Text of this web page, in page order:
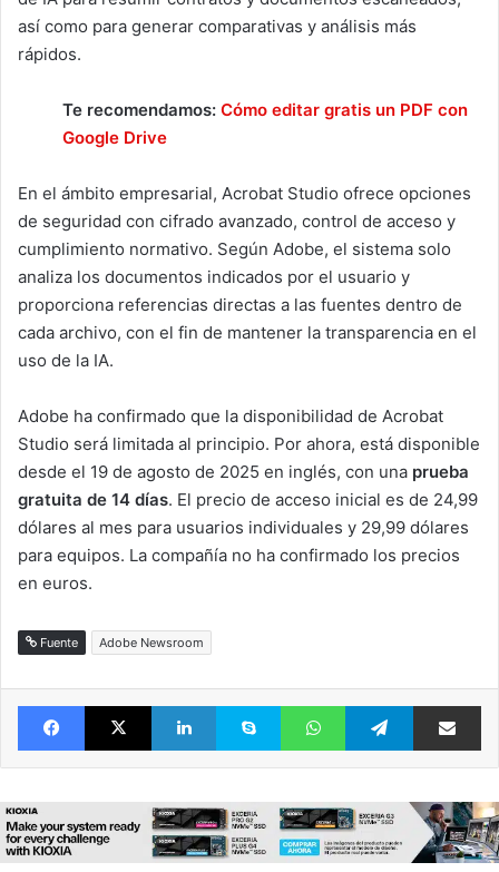
así como para generar comparativas y análisis más
rápidos.
Te recomendamos: Cómo editar gratis un PDF con
Google Drive
En el ámbito empresarial, Acrobat Studio ofrece opciones
de seguridad con cifrado avanzado, control de acceso y
cumplimiento normativo. Según Adobe, el sistema solo
analiza los documentos indicados por el usuario y
proporciona referencias directas a las fuentes dentro de
cada archivo, con el fin de mantener la transparencia en el
uso de la IA.
Adobe ha confirmado que la disponibilidad de Acrobat
Studio será limitada al principio. Por ahora, está disponible
desde el 19 de agosto de 2025 en inglés, con una prueba
gratuita de 14 días. El precio de acceso inicial es de 24,99
dólares al mes para usuarios individuales y 29,99 dólares
para equipos. La compañía no ha confirmado los precios
en euros.
Fuente Adobe Newsroom
FacebookX LinkedIn Skype WhatsAppTelegram